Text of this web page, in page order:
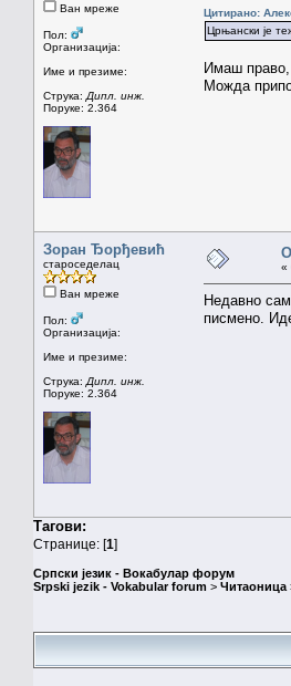
Ван мреже
Пол:
Организација:
Име и презиме:
Струка: Дипл. инж.
Поруке: 2.364
Цитирано:
Црњански је
Имаш право,
Можда
Зоран Ђорђевић
староседелац
Ван мреже
Пол:
Организација:
Име и презиме:
Струка: Дипл. инж.
Поруке: 2.364
«
Недавно
писмено.
Тагови:
Странице: [1]
Српски језик - Вокабулар форум
Srpski jezik - Vokabular forum > Читаоница